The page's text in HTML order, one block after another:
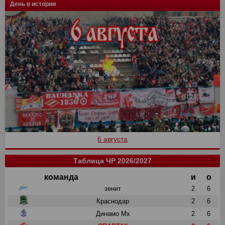
День в истории
6 августа
Таблица ЧР 2026/2027
команда и о
зенит 2
6
Краснодар
2
6
Динамо Мх
2
6